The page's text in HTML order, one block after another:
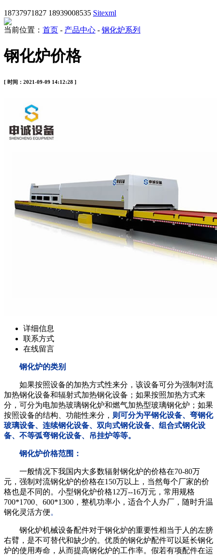
18737971827 18939008535 Sitexml
当前位置： 首页 - 产品中心 - 钢化炉系列
钢化炉价格
[ 时间：2021-09-09 14:12:28 ]
详细信息
联系方式
在线留言
钢化炉的类别
如果按照设备的加热方式性来分，该设备可分为强制对流
加热钢化设备和辐射式加热钢化设备；如果按照加热方式来
分，可分为电加热玻璃钢化炉和燃气加热型玻璃钢化炉；如果
按照设备的结构、功能性来分， 则可分为平钢化设备、弯钢化
玻璃设备、连续钢化设备、双向式钢化设备、组合式钢化设
备、不等弧弯钢化设备、吊挂炉等等。
钢化炉价格范围：
一般情况下我国内大多数辐射钢化炉的价格在70-80万
元，强制对流钢化炉的价格在150万以上，当然每个厂家的价
格也是不同的。小型钢化炉价格12万--16万元，常用规格
700*1700、600*1300，整机功率小，适合个人办厂，随时升温
钢化灵活方便。
钢化炉机械设备配件对于钢化炉的重要性相当于人的左膀
右臂，是不可替代和缺少的。优质的钢化炉配件可以延长钢化
炉的使用寿命，从而提高钢化炉的工作率。假若有项配件在运